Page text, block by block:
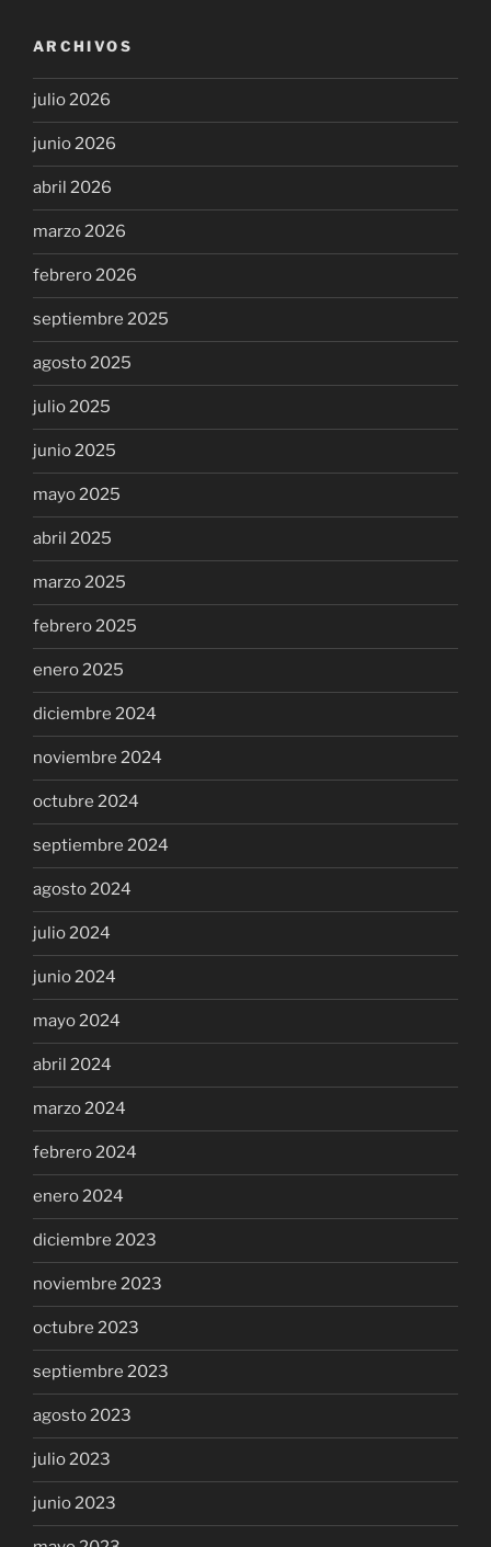
ARCHIVOS
julio 2026
junio 2026
abril 2026
marzo 2026
febrero 2026
septiembre 2025
agosto 2025
julio 2025
junio 2025
mayo 2025
abril 2025
marzo 2025
febrero 2025
enero 2025
diciembre 2024
noviembre 2024
octubre 2024
septiembre 2024
agosto 2024
julio 2024
junio 2024
mayo 2024
abril 2024
marzo 2024
febrero 2024
enero 2024
diciembre 2023
noviembre 2023
octubre 2023
septiembre 2023
agosto 2023
julio 2023
junio 2023